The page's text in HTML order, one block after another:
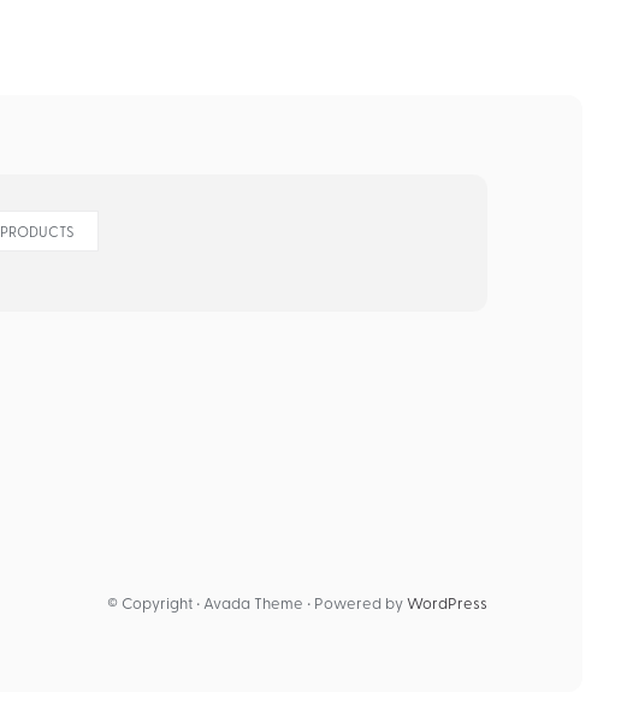
© Copyright • Avada Theme • Powered byWordPress